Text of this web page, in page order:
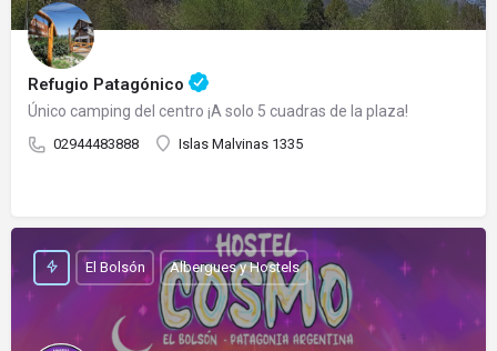
Refugio Patagónico
Único camping del centro ¡A solo 5 cuadras de la plaza!
02944483888 Islas Malvinas 1335
El Bolsón Albergues y Hostels